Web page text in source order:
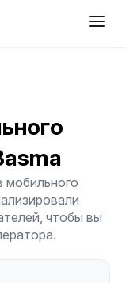
мобильного
чтобы вы